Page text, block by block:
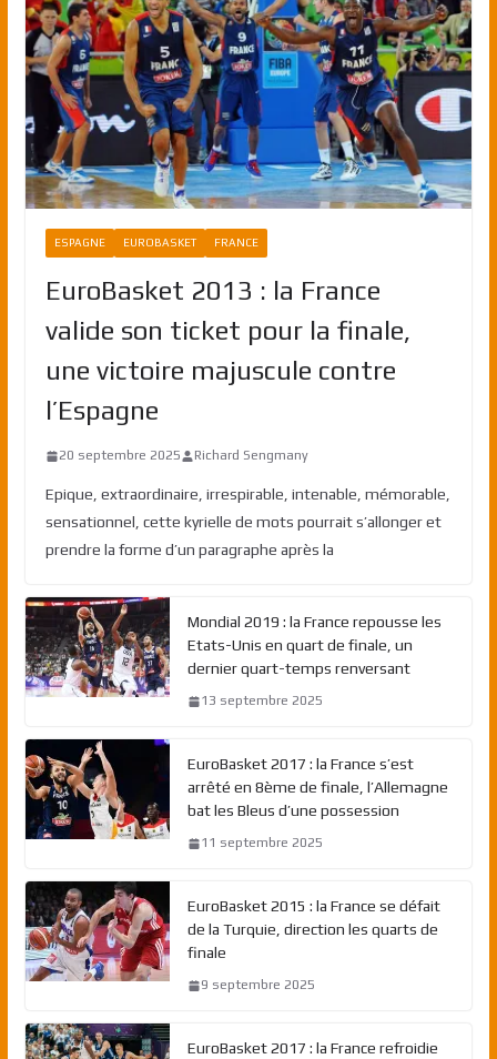
ESPAGNE EUROBASKET FRANCE
EuroBasket 2013 : la France
valide son ticket pour la finale,
une victoire majuscule contre
l’Espagne
20 septembre 2025 Richard Sengmany
Epique, extraordinaire, irrespirable, intenable, mémorable,
sensationnel, cette kyrielle de mots pourrait s’allonger et
prendre la forme d’un paragraphe après la
Mondial 2019 : la France repousse les
Etats-Unis en quart de finale, un
dernier quart-temps renversant
13 septembre 2025
EuroBasket 2017 : la France s’est
arrêté en 8ème de finale, l’Allemagne
bat les Bleus d’une possession
11 septembre 2025
EuroBasket 2015 : la France se défait
de la Turquie, direction les quarts de
finale
9 septembre 2025
EuroBasket 2017 : la France refroidie